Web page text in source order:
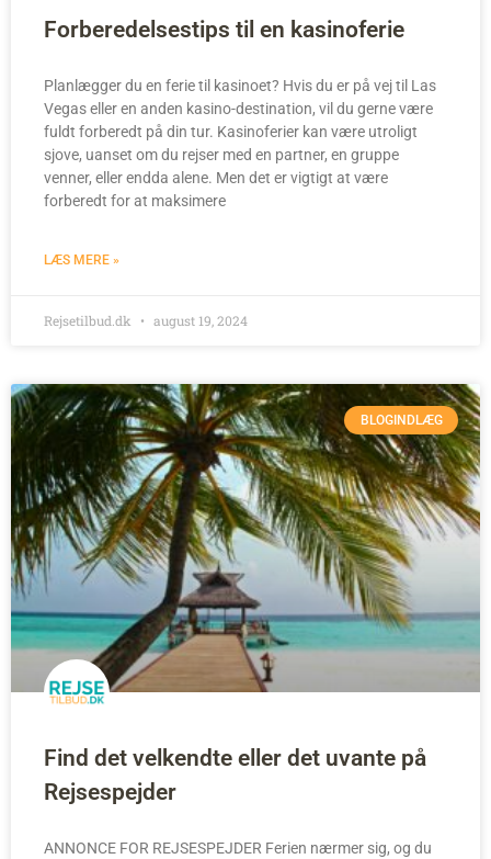
Forberedelsestips til en kasinoferie
Planlægger du en ferie til kasinoet? Hvis du er på vej til Las
Vegas eller en anden kasino-destination, vil du gerne være
fuldt forberedt på din tur. Kasinoferier kan være utroligt
sjove, uanset om du rejser med en partner, en gruppe
venner, eller endda alene. Men det er vigtigt at være
forberedt for at maksimere
LÆS MERE »
Rejsetilbud.dk august 19, 2024
BLOGINDLÆG
Find det velkendte eller det uvante på
Rejsespejder
ANNONCE FOR REJSESPEJDER Ferien nærmer sig, og du